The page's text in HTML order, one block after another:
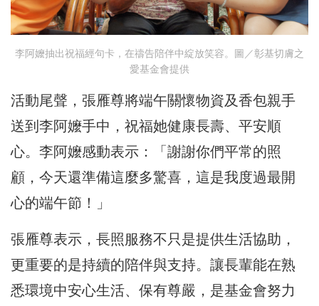
李阿嬤抽出祝福經句卡，在禱告陪伴中綻放笑容。圖／彰基切膚之
愛基金會提供
活動尾聲，張雁尊將端午關懷物資及香包親手
送到李阿嬤手中，祝福她健康長壽、平安順
心。李阿嬤感動表示：「謝謝你們平常的照
顧，今天還準備這麼多驚喜，這是我度過最開
心的端午節！」
張雁尊表示，長照服務不只是提供生活協助，
更重要的是持續的陪伴與支持。讓長輩能在熟
悉環境中安心生活、保有尊嚴，是基金會努力